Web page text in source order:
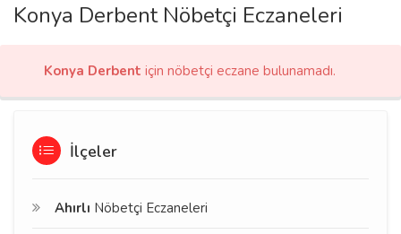
Konya Derbent Nöbetçi Eczaneleri
Konya Derbent için nöbetçi eczane bulunamadı.
İlçeler
Ahırlı Nöbetçi Eczaneleri